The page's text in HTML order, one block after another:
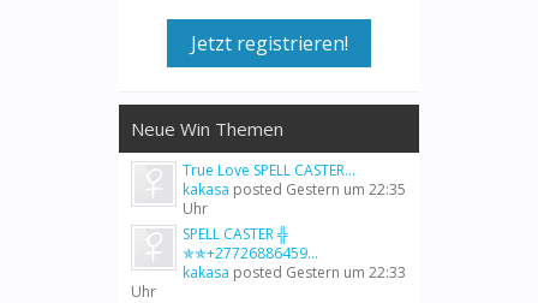
Jetzt registrieren!
Neue Win Themen
True Love SPELL CASTER...
kakasa posted Gestern um 22:35
Uhr
SPELL CASTER ╬
✯✯+27726886459...
kakasa posted Gestern um 22:33
Uhr